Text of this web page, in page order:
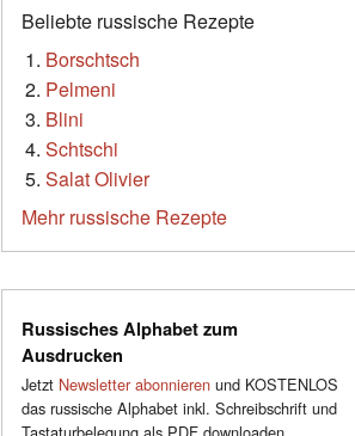
Beliebte russische Rezepte
Borschtsch
Pelmeni
Blini
Schtschi
Salat Olivier
Mehr russische Rezepte
Russisches Alphabet zum
Ausdrucken
Jetzt Newsletter abonnierenund KOSTENLOS
das russische Alphabet inkl. Schreibschrift und